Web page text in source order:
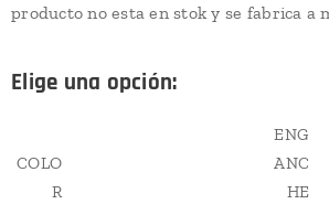
producto no esta en stok y se fabrica a
Elige una opción:
COLO
R
ENG
ANC
HE